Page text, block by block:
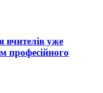
вчителів уже
професійного